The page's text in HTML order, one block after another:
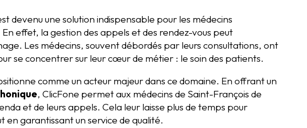
devenu une solution indispensable pour les médecins
effet, la gestion des appels et des rendez-vous peut
Les médecins, souvent débordés par leurs consultations, ont
se concentrer sur leur cœur de métier : le soin des patients.
comme un acteur majeur dans ce domaine. En offrant un
, ClicFone permet aux médecins de Saint-François de
et de leurs appels. Cela leur laisse plus de temps pour
en garantissant un service de qualité.